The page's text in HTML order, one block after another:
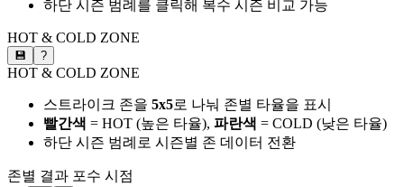
하단 시즌 범례를 클릭해 복수 시즌 비교 가능
HOT & COLD ZONE
💾 ?
HOT & COLD ZONE
스트라이크 존을 5x5로 나눠 존별 타율을 표시
빨간색 = HOT (높은 타율), 파란색 = COLD (낮은 타율)
하단 시즌 범례로 시즌별 존 데이터 전환
존별 결과 포수 시점